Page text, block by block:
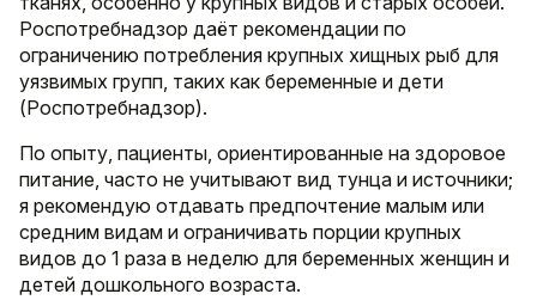
Роспотребнадзор даёт рекомендации по
ограничению потребления крупных хищных рыб для
уязвимых групп, таких как беременные и дети
(Роспотребнадзор).
По опыту, пациенты, ориентированные на здоровое
питание, часто не учитывают вид тунца и источники;
я рекомендую отдавать предпочтение малым или
средним видам и ограничивать порции крупных
видов до 1 раза в неделю для беременных женщин и
детей дошкольного возраста.